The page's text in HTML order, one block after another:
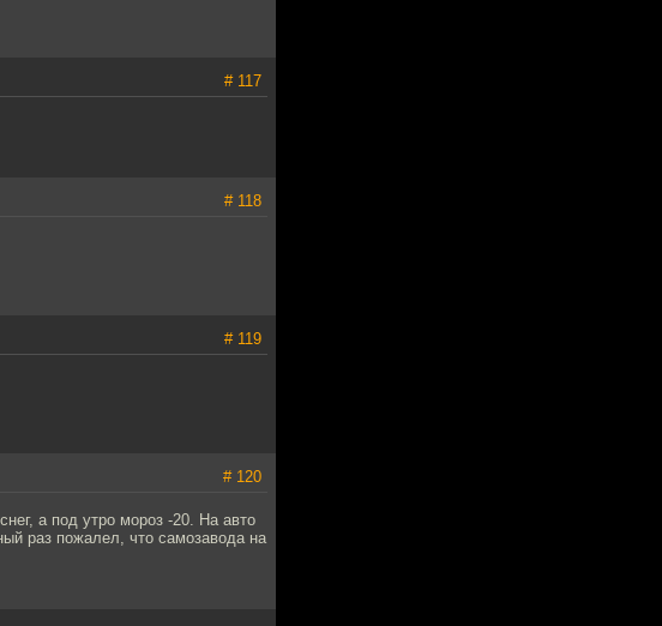
# 117
# 118
# 119
# 120
а под утро мороз -20. На авто
раз пожалел, что самозавода на